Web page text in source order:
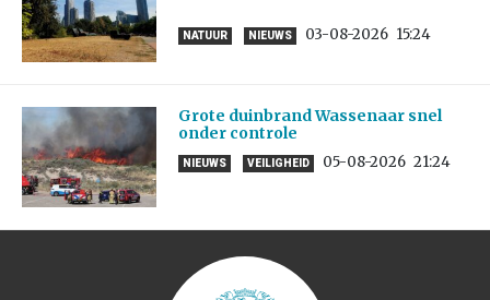
NATUUR NIEUWS 03-08-2026 15:24
Grote duinbrand Wassenaar snel
onder controle
NIEUWS VEILIGHEID 05-08-2026 21:24